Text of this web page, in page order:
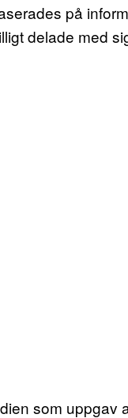
på
delade med
som uppgav